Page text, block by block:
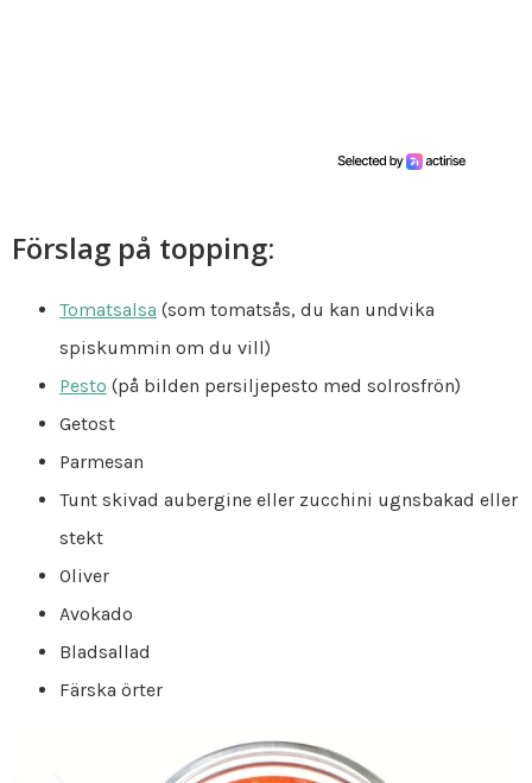
Förslag på topping:
Tomatsalsa (som tomatsås, du kan undvika
spiskummin om du vill)
Pesto (på bilden persiljepesto med solrosfrön)
Getost
Parmesan
Tunt skivad aubergine eller zucchini ugnsbakad eller
stekt
Oliver
Avokado
Bladsallad
Färska örter